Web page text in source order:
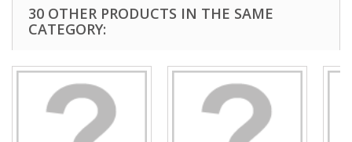
30 OTHER PRODUCTS IN THE SAME
CATEGORY: